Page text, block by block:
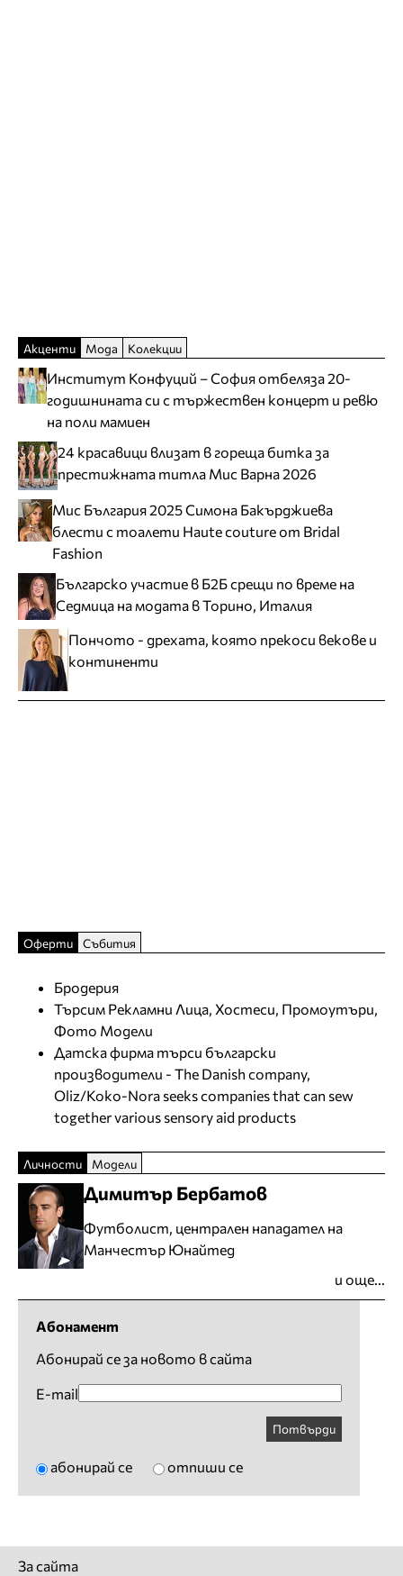
Акценти Мода Колекции
Институт Конфуций – София отбеляза 20-
годишнината си с тържествен концерт и ревю
на поли мамиен
24 красавици влизат в гореща битка за
престижната титла Мис Варна 2026
Мис България 2025 Симона Бакърджиева
блести с тоалети Haute couture от Bridal
Fashion
Българско участие в Б2Б срещи по време на
Седмица на модата в Торино, Италия
Пончото - дрехата, която прекоси векове и
континенти
Оферти Събития
Бродерия
Търсим Рекламни Лица, Хостеси, Промоутъри,
Фото Модели
Датска фирма търси български
производители - The Danish company,
Oliz/Koko-Nora seeks companies that can sew
together various sensory aid products
Личности Модели
Димитър Бербатов
Футболист, централен нападател на
Манчестър Юнайтед
и още...
Абонамент
Абонирай се за новото в сайта
E-mail
Потвърди
абонирай се отпиши се
За сайта